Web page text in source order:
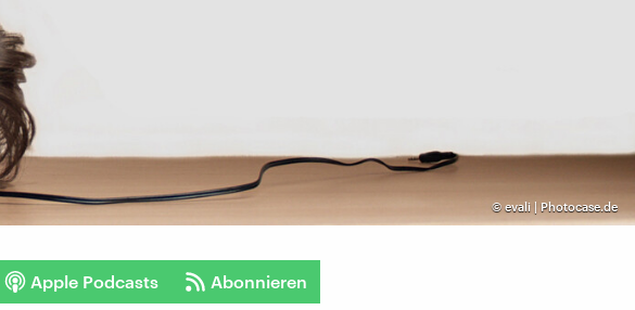
© evali | Photocase.de
Apple Podcasts Abonnieren